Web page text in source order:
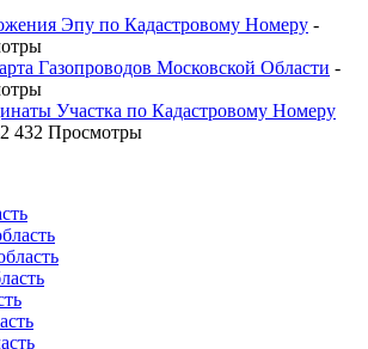
Эпу по Кадастровому Номеру -
Газопроводов Московской Области -
Участка по Кадастровому Номеру
432 Просмотры